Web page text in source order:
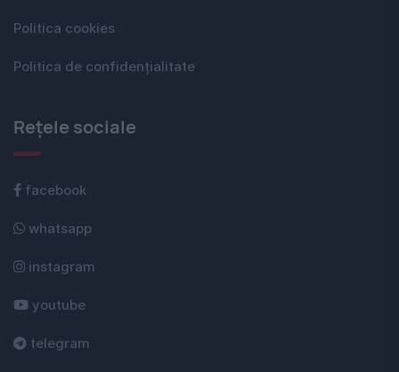
Politica cookies
Politica de confidențialitate
Rețele sociale
facebook
whatsapp
instagram
youtube
telegram